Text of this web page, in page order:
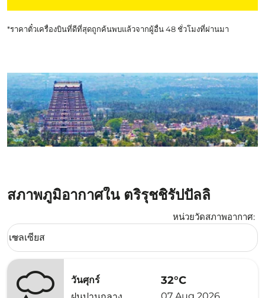
*ราคาตั๋วเครื่องบินที่ดีที่สุดถูกค้นพบแล้วจากผู้อื่น 48 ชั่วโมงที่ผ่านมา
สภาพภูมิอากาศใน ตริรุชชิรัปปัลลิ
หน่วยวัดสภาพอากาศ:
Weather unit option เซลเซียส Selected
เซลเซียส
keyboard_arrow_down
วันศุกร์
32°C
07 Aug 2026